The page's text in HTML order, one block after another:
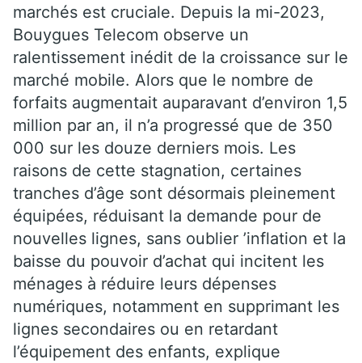
marchés est cruciale. Depuis la mi-2023,
Bouygues Telecom observe un
ralentissement inédit de la croissance sur le
marché mobile. Alors que le nombre de
forfaits augmentait auparavant d’environ 1,5
million par an, il n’a progressé que de 350
000 sur les douze derniers mois. Les
raisons de cette stagnation, certaines
tranches d’âge sont désormais pleinement
équipées, réduisant la demande pour de
nouvelles lignes, sans oublier ’inflation et la
baisse du pouvoir d’achat qui incitent les
ménages à réduire leurs dépenses
numériques, notamment en supprimant les
lignes secondaires ou en retardant
l’équipement des enfants, explique